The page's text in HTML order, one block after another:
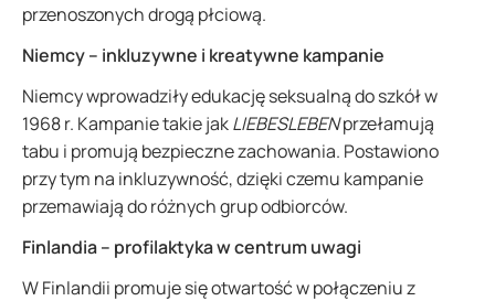
przenoszonych drogą płciową.
Niemcy – inkluzywne i kreatywne kampanie
Niemcy wprowadziły edukację seksualną do szkół w
1968 r. Kampanie takie jakLIEBESLEBENprzełamują
tabu i promują bezpieczne zachowania. Postawiono
przy tym na inkluzywność, dzięki czemu kampanie
przemawiają do różnych grup odbiorców.
Finlandia – profilaktyka w centrum uwagi
W Finlandii promuje się otwartość w połączeniu z